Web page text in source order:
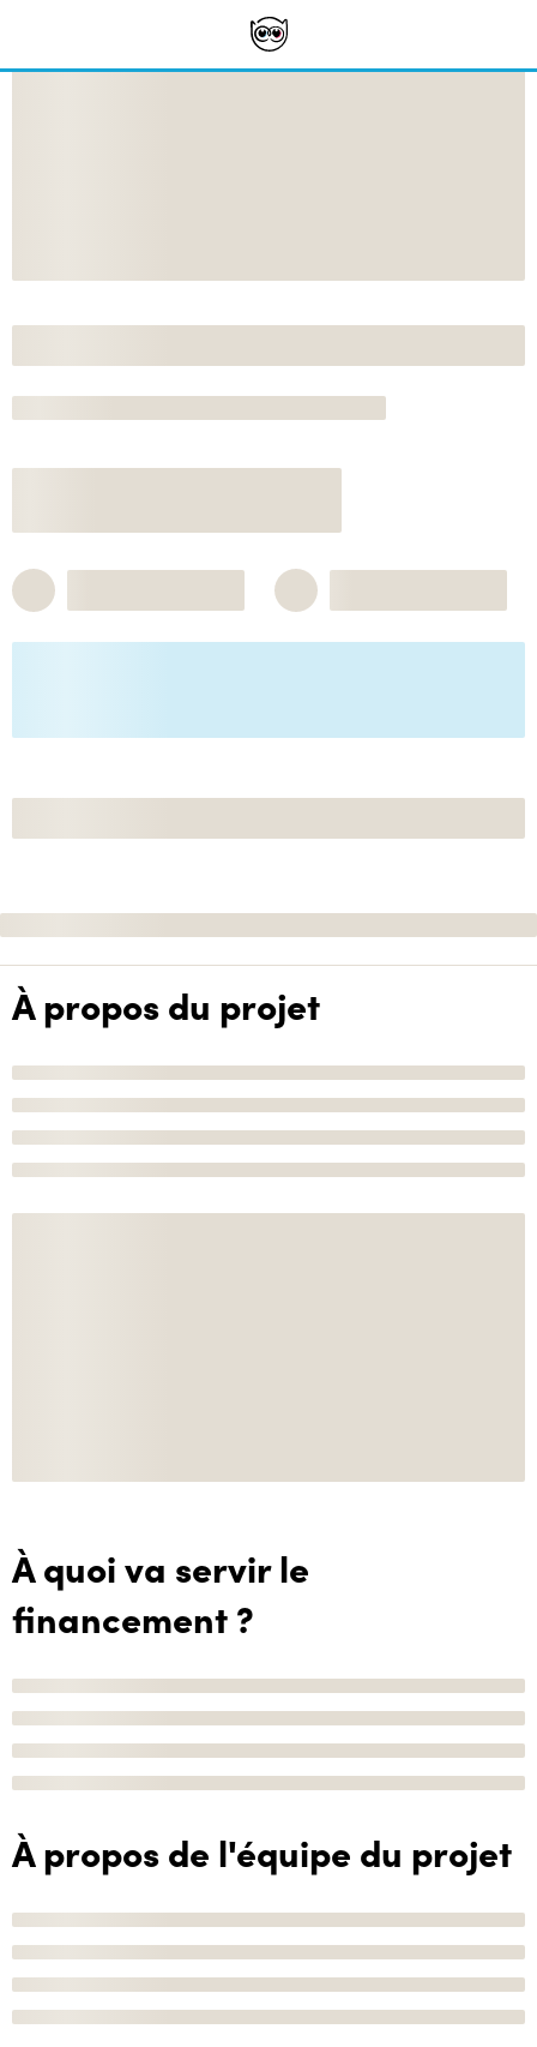
À propos du projet
À quoi va servir le
financement ?
À propos de l'équipe du projet